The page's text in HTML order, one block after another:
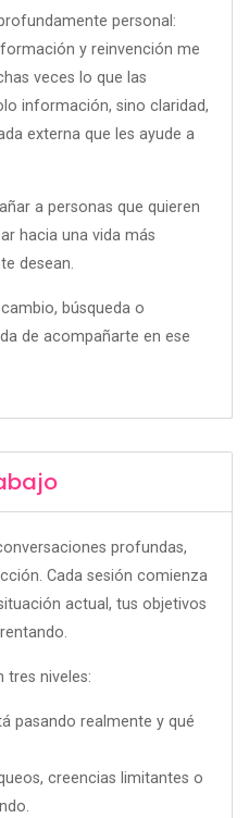
personal:
y reinvención me
veces lo que las
información, sino claridad,
externa que les ayude a
a personas que quieren
hacia una vida más
desean.
búsqueda o
de acompañarte en ese
profundas,
Cada sesión comienza
actual, tus objetivos
tres niveles:
pasando realmente y qué
creencias limitantes o